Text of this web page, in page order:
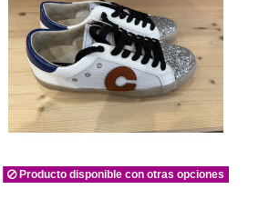
Producto disponible con otras opciones